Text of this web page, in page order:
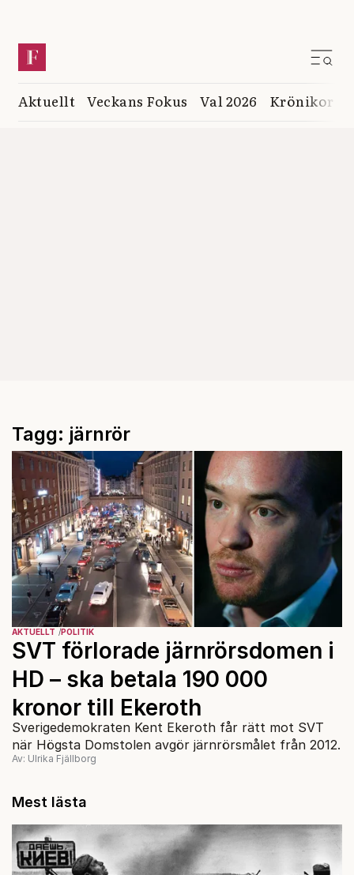
Aktuellt Veckans Fokus Val 2026 Krönikor
Tagg: järnrör
AKTUELLT POLITIK
SVT förlorade järnrörsdomen i
HD – ska betala 190 000
kronor till Ekeroth
Sverigedemokraten Kent Ekeroth får rätt mot SVT
när Högsta Domstolen avgör järnrörsmålet från 2012.
Av: Ulrika Fjällborg
Mest lästa